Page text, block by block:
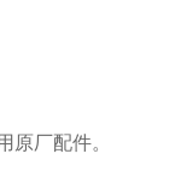
原厂配件。